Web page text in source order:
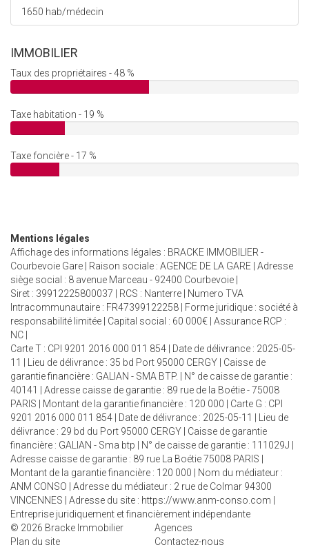
1650 hab/médecin
IMMOBILIER
Taux des propriétaires - 48 %
Taxe habitation - 19 %
Taxe foncière - 17 %
Mentions légales
Affichage des informations légales : BRACKE IMMOBILIER -
Courbevoie Gare | Raison sociale : AGENCE DE LA GARE | Adresse
siège social : 8 avenue Marceau - 92400 Courbevoie |
Siret : 39912225800037 | RCS : Nanterre | Numero TVA
Intracommunautaire : FR47399122258 | Forme juridique : société à
responsabilité limitée | Capital social : 60 000€ | Assurance RCP :
NC |
Carte T : CPI 9201 2016 000 011 854 | Date de délivrance : 2025-05-
11 | Lieu de délivrance : 35 bd Port 95000 CERGY | Caisse de
garantie financière : GALIAN - SMA BTP. | N° de caisse de garantie :
40141 | Adresse caisse de garantie : 89 rue de la Boétie - 75008
PARIS | Montant de la garantie financière : 120 000 | Carte G : CPI
9201 2016 000 011 854 | Date de délivrance : 2025-05-11 | Lieu de
délivrance : 29 bd du Port 95000 CERGY | Caisse de garantie
financière : GALIAN - Sma btp | N° de caisse de garantie : 111029J |
Adresse caisse de garantie : 89 rue La Boétie 75008 PARIS |
Montant de la garantie financière : 120 000 | Nom du médiateur :
ANM CONSO | Adresse du médiateur : 2 rue de Colmar 94300
VINCENNES | Adresse du site : https://www.anm-conso.com
Entreprise juridiquement et financièrement indépendante
© 2026 Bracke Immobilier
Agences
Plan du site
Contactez-nous